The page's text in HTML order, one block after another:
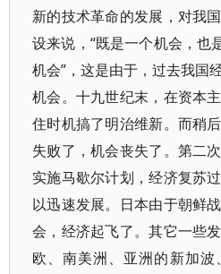
新的技术革命的发展，对我
设来说，“既是一个机会，也
机会”，这是由于，过去我国
机会。十九世纪末，在资本
住时机搞了明治维新。而稍
失败了，机会丧失了。第二
实施马歇尔计划，经济复苏
以迅速发展。日本由于朝鲜
会，经济起飞了。其它一些
欧、南美洲、亚洲的新加波